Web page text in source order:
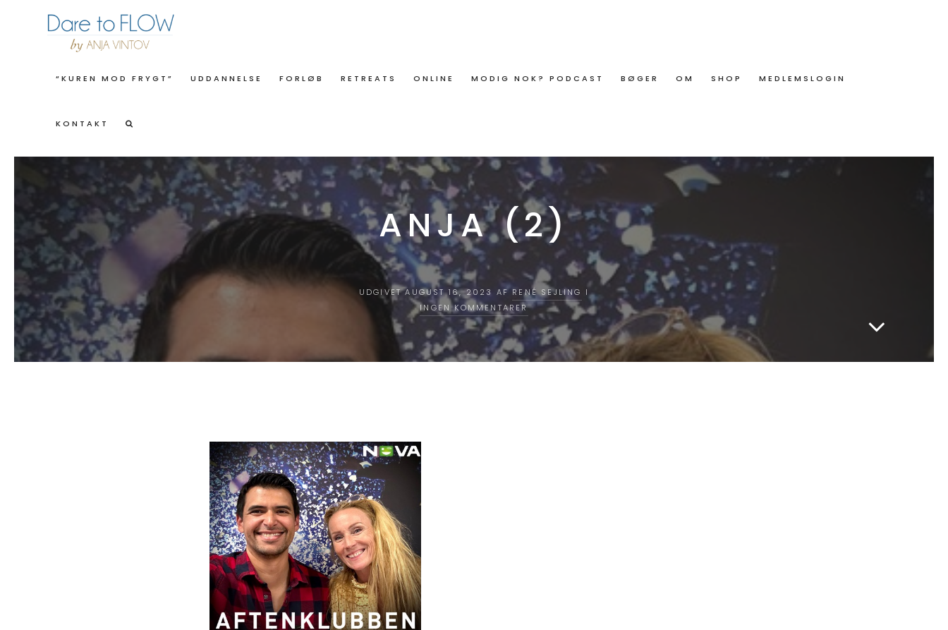
“KUREN MOD FRYGT” UDDANNELSE FORLØB RETREATS ONLINE MODIG NOK? PODCAST BØGER OM SHOP MEDLEMSLOGIN
KONTAKT
ANJA (2)
UDGIVET AUGUST 16, 2023 AFRENÉ SEJLING I
INGEN KOMMENTARER